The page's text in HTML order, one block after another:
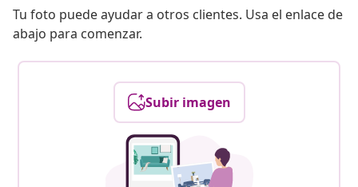
Tu foto puede ayudar a otros clientes. Usa el enlace de
abajo para comenzar.
Subir imagen